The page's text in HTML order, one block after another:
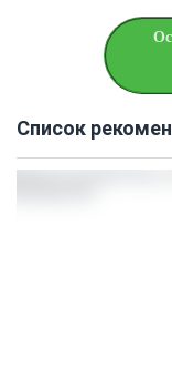
Список